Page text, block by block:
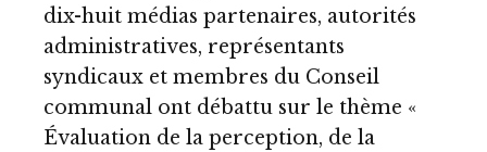
dix-huit médias partenaires, autorités
administratives, représentants
syndicaux et membres du Conseil
communal ont débattu sur le thème «
Évaluation de la perception, de la